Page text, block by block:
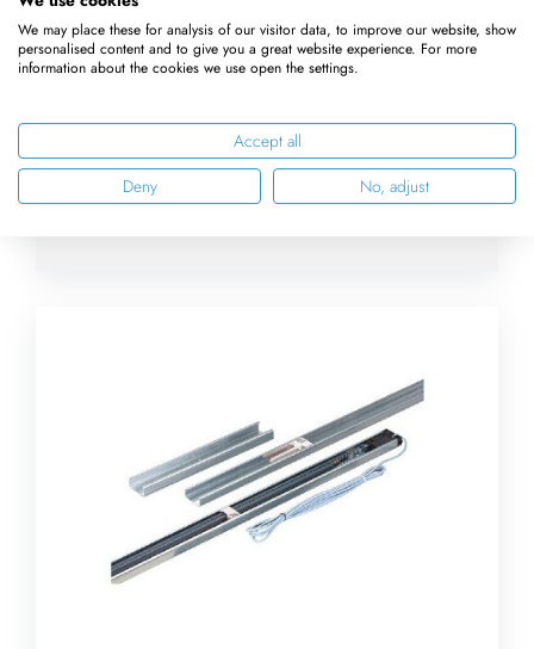
Zusatzverriegelung
We may place these for analysis of our visitor data, to improve our website, show
personalised content and to give you a great website experience. For more
information about the cookies we use open the settings.
Accept all
Deny
No, adjust